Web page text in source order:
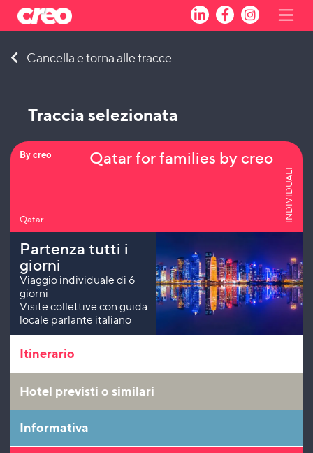
Cancella e torna alle tracce
Traccia selezionata
By creo
Qatar
Qatar for families by creo
INDIVIDUALI
Partenza tutti i
giorni
Viaggio individuale di 6
giorni
Visite collettive con guida
locale parlante italiano
Itinerario
Hotel previsti o similari
Informativa